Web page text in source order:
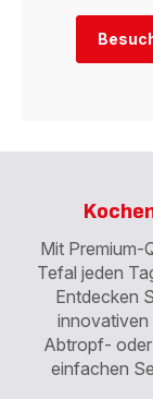
Mit Premium-
Tefal jeden
Entdecken
innovativen
Abtropf-
einfachen